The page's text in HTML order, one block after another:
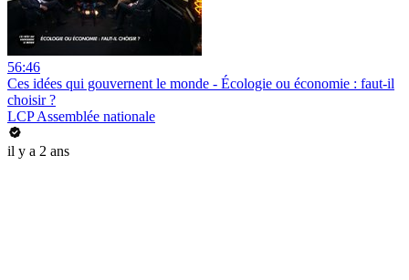
56:46
Ces idées qui gouvernent le monde - Écologie ou économie : faut-il
choisir ?
LCP Assemblée nationale
il y a 2 ans